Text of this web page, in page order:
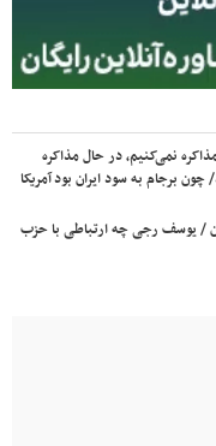
نمی‌کنیم، در حال مذاکره
برجام به سود ایران بود آمریکا
/ یوسف رجی چه ارتباطی با حزب